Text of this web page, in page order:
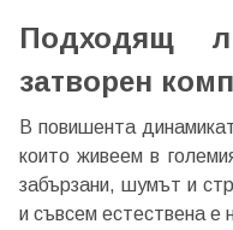
Подходящ
затворен
В повишента
които живеем в
забързани, шумът и
и съвсем естествена е